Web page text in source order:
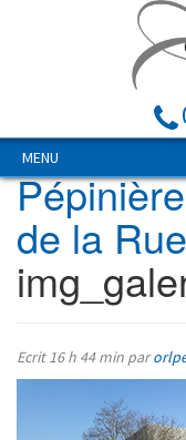
MENU
de la
Ecrit16 h 44 min par